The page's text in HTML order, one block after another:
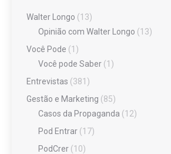
Walter Longo (13)
Opinião com Walter Longo (13)
Você Pode (1)
Você pode Saber (1)
Entrevistas (381)
Gestão e Marketing (85)
Casos da Propaganda (12)
Pod Entrar (17)
PodCrer (10)